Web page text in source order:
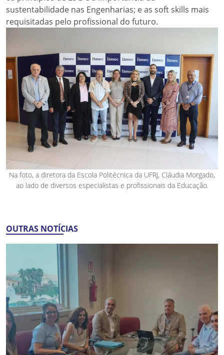
sustentabilidade nas Engenharias; e as soft skills mais
requisitadas pelo profissional do futuro.
Na foto, a diretora da Escola Politécnica da UFRJ, Cláudia Morgado,
ao lado de diversos especialistas e profissionais da Educação.
OUTRAS NOTÍCIAS